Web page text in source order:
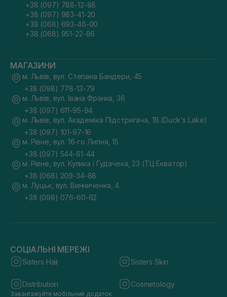
+38 (097) 788-12-88
+38 (097) 983-41-20
+38 (068) 693-46-00
+38 (068) 951-22-86
МАГАЗИНИ
м. Львів, вул. Степана Бандери, 45
+38 (098) 778-13-79
м. Львів, вул. Івана Франка, 36
+38 (097) 611-95-94
м. Львів, вул. Академіка Підстригача, 1В (Duck's Lake)
+38 (097) 101-97-16
м. Рівне, вул. 16-го Липня, 15
+38 (097) 544-61-44
м. Рівне, вул. Кулика і Гудачека, 23 (ТЦ Екватор)
+38 (068) 209-34-88
м. Луцьк, вул. Винниченка, 4
+38 (098) 076-60-62
СОЦІАЛЬНІ МЕРЕЖІ
Sisters Hair Sisters Skin
Distribution Cosmetology
Завантажуйте мобільний додаток